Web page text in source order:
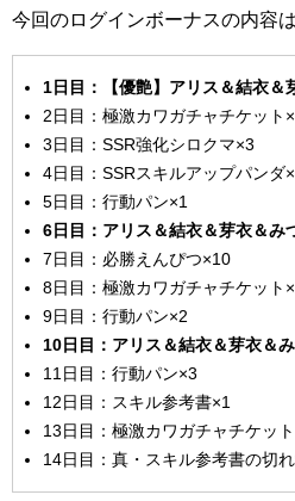
今回のログインボーナスの内容
1 日目：【優艶】アリス＆結衣＆
2日目：極激カワガチャチケット
3日目：SSR強化シロクマ×3
4日目：SSRスキルアップパンダ
5日目：行動パン×1
6 日目：アリス＆結衣＆芽衣＆み
7日目：必勝えんぴつ×10
8日目：極激カワガチャチケット
9日目：行動パン×2
10 日目：アリス＆結衣＆芽衣＆
11日目：行動パン×3
12日目：スキル参考書×1
13日目：極激カワガチャチケッ
14日目：真・スキル参考書の切